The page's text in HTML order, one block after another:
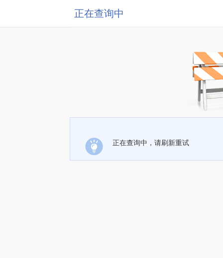
正在查询中
正在查询中，请刷新重试